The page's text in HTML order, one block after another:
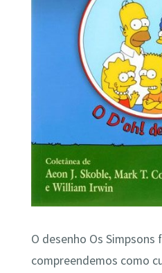
O desenho Os
compreendemos como